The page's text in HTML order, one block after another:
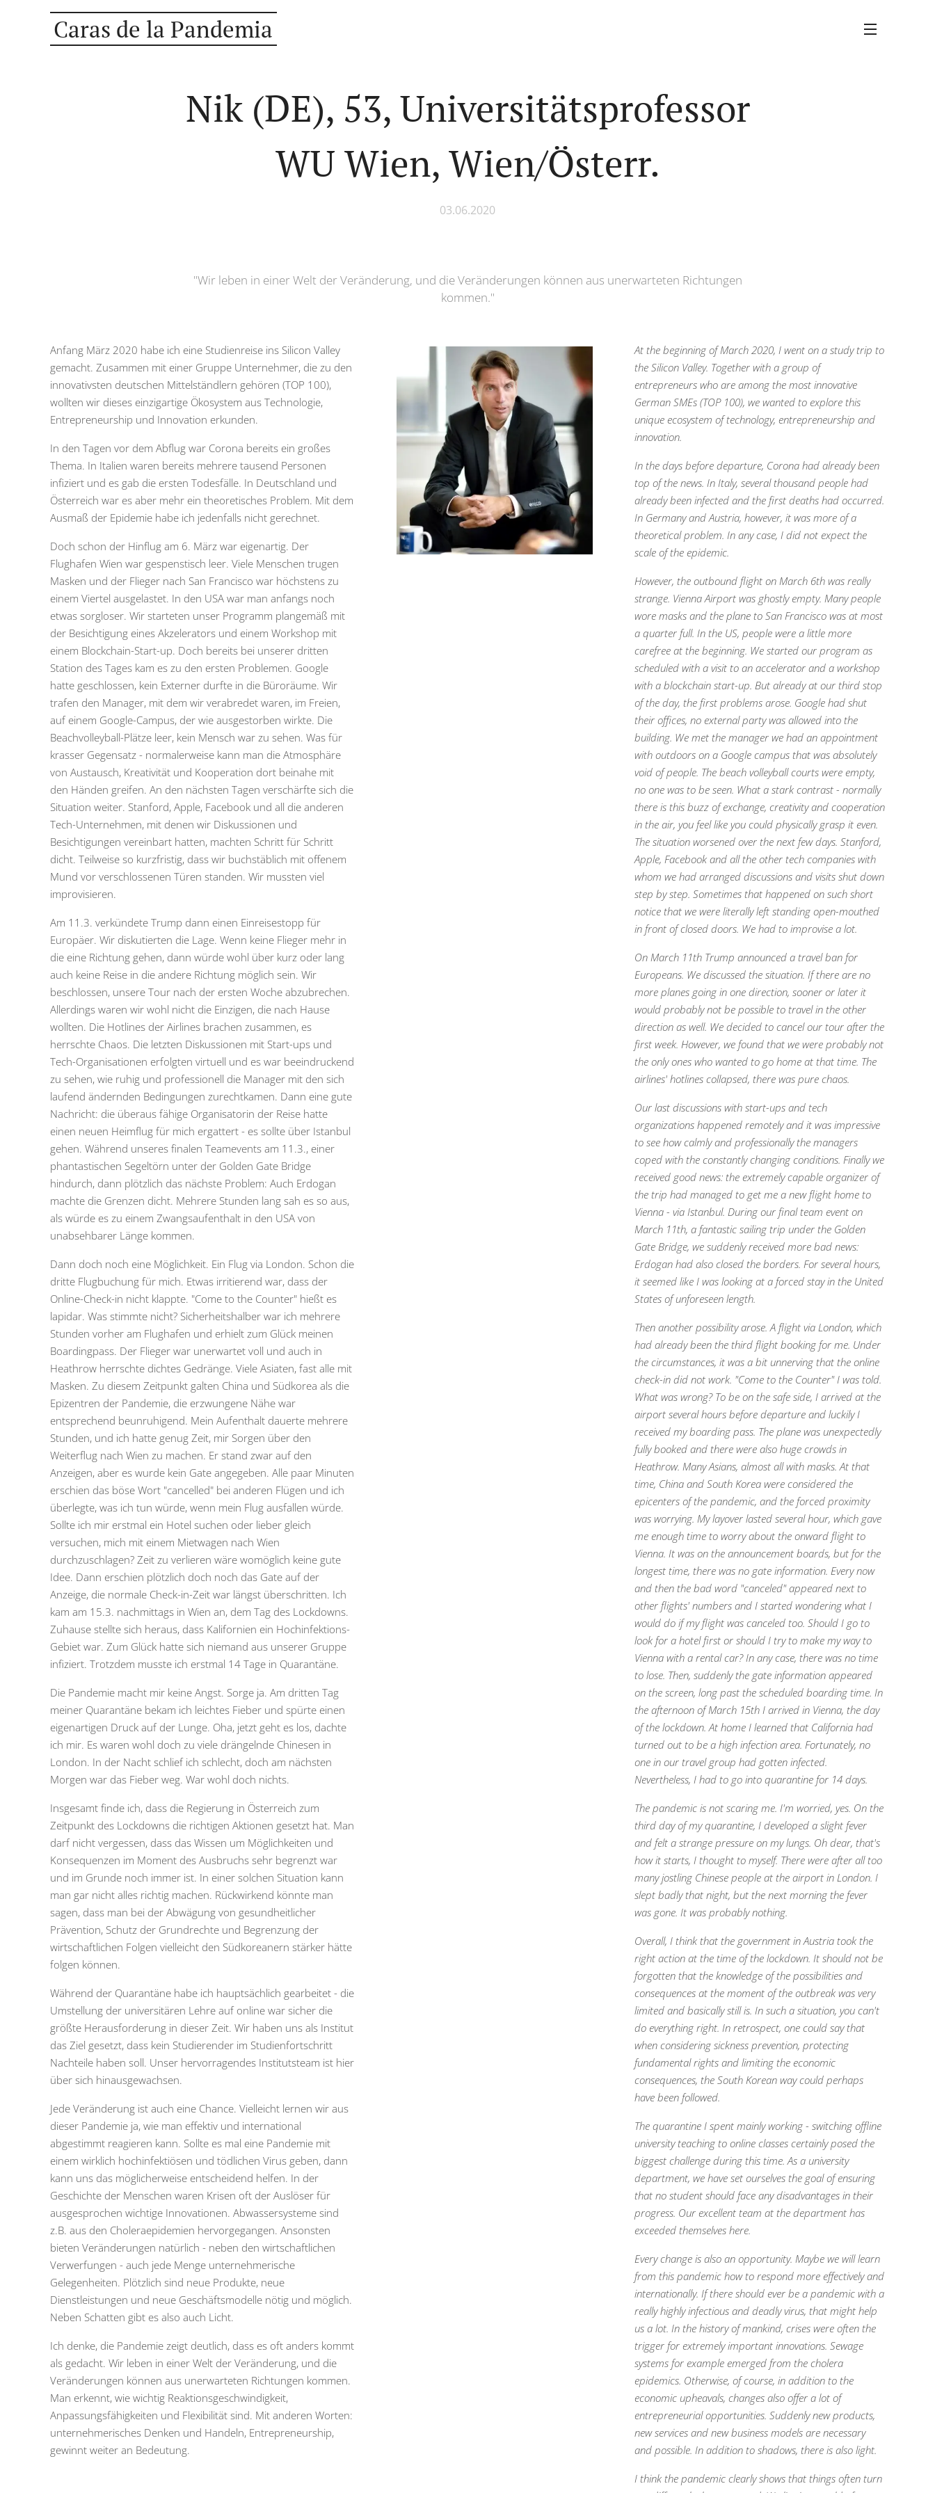
Caras de la Pandemia
Nik (DE), 53, Universitätsprofessor
WU Wien, Wien/Österr.
03.06.2020
"Wir leben in einer Welt der Veränderung, und die Veränderungen können aus unerwarteten Richtungen
kommen."
Anfang März 2020 habe ich eine Studienreise ins Silicon Valley
gemacht. Zusammen mit einer Gruppe Unternehmer, die zu den
innovativsten deutschen Mittelständlern gehören (TOP 100),
wollten wir dieses einzigartige Ökosystem aus Technologie,
Entrepreneurship und Innovation erkunden.
In den Tagen vor dem Abflug war Corona bereits ein großes
Thema. In Italien waren bereits mehrere tausend Personen
infiziert und es gab die ersten Todesfälle. In Deutschland und
Österreich war es aber mehr ein theoretisches Problem. Mit dem
Ausmaß der Epidemie habe ich jedenfalls nicht gerechnet.
Doch schon der Hinflug am 6. März war eigenartig. Der
Flughafen Wien war gespenstisch leer. Viele Menschen trugen
Masken und der Flieger nach San Francisco war höchstens zu
einem Viertel ausgelastet. In den USA war man anfangs noch
etwas sorgloser. Wir starteten unser Programm plangemäß mit
der Besichtigung eines Akzelerators und einem Workshop mit
einem Blockchain-Start-up. Doch bereits bei unserer dritten
Station des Tages kam es zu den ersten Problemen. Google
hatte geschlossen, kein Externer durfte in die Büroräume. Wir
trafen den Manager, mit dem wir verabredet waren, im Freien,
auf einem Google-Campus, der wie ausgestorben wirkte. Die
Beachvolleyball-Plätze leer, kein Mensch war zu sehen. Was für
krasser Gegensatz - normalerweise kann man die Atmosphäre
von Austausch, Kreativität und Kooperation dort beinahe mit
den Händen greifen. An den nächsten Tagen verschärfte sich die
Situation weiter. Stanford, Apple, Facebook und all die anderen
Tech-Unternehmen, mit denen wir Diskussionen und
Besichtigungen vereinbart hatten, machten Schritt für Schritt
dicht. Teilweise so kurzfristig, dass wir buchstäblich mit offenem
Mund vor verschlossenen Türen standen. Wir mussten viel
improvisieren.
Am 11.3. verkündete Trump dann einen Einreisestopp für
Europäer. Wir diskutierten die Lage. Wenn keine Flieger mehr in
die eine Richtung gehen, dann würde wohl über kurz oder lang
auch keine Reise in die andere Richtung möglich sein. Wir
beschlossen, unsere Tour nach der ersten Woche abzubrechen.
Allerdings waren wir wohl nicht die Einzigen, die nach Hause
wollten. Die Hotlines der Airlines brachen zusammen, es
herrschte Chaos. Die letzten Diskussionen mit Start-ups und
Tech-Organisationen erfolgten virtuell und es war beeindruckend
zu sehen, wie ruhig und professionell die Manager mit den sich
laufend ändernden Bedingungen zurechtkamen. Dann eine gute
Nachricht: die überaus fähige Organisatorin der Reise hatte
einen neuen Heimflug für mich ergattert - es sollte über Istanbul
gehen. Während unseres finalen Teamevents am 11.3., einer
phantastischen Segeltörn unter der Golden Gate Bridge
hindurch, dann plötzlich das nächste Problem: Auch Erdogan
machte die Grenzen dicht. Mehrere Stunden lang sah es so aus,
als würde es zu einem Zwangsaufenthalt in den USA von
unabsehbarer Länge kommen.
Dann doch noch eine Möglichkeit. Ein Flug via London. Schon die
dritte Flugbuchung für mich. Etwas irritierend war, dass der
Online-Check-in nicht klappte. "Come to the Counter" hießt es
lapidar. Was stimmte nicht? Sicherheitshalber war ich mehrere
Stunden vorher am Flughafen und erhielt zum Glück meinen
Boardingpass. Der Flieger war unerwartet voll und auch in
Heathrow herrschte dichtes Gedränge. Viele Asiaten, fast alle mit
Masken. Zu diesem Zeitpunkt galten China und Südkorea als die
Epizentren der Pandemie, die erzwungene Nähe war
entsprechend beunruhigend. Mein Aufenthalt dauerte mehrere
Stunden, und ich hatte genug Zeit, mir Sorgen über den
Weiterflug nach Wien zu machen. Er stand zwar auf den
Anzeigen, aber es wurde kein Gate angegeben. Alle paar Minuten
erschien das böse Wort "cancelled" bei anderen Flügen und ich
überlegte, was ich tun würde, wenn mein Flug ausfallen würde.
Sollte ich mir erstmal ein Hotel suchen oder lieber gleich
versuchen, mich mit einem Mietwagen nach Wien
durchzuschlagen? Zeit zu verlieren wäre womöglich keine gute
Idee. Dann erschien plötzlich doch noch das Gate auf der
Anzeige, die normale Check-in-Zeit war längst überschritten. Ich
kam am 15.3. nachmittags in Wien an, dem Tag des Lockdowns.
Zuhause stellte sich heraus, dass Kalifornien ein Hochinfektions-
Gebiet war. Zum Glück hatte sich niemand aus unserer Gruppe
infiziert. Trotzdem musste ich erstmal 14 Tage in Quarantäne.
Die Pandemie macht mir keine Angst. Sorge ja. Am dritten Tag
meiner Quarantäne bekam ich leichtes Fieber und spürte einen
eigenartigen Druck auf der Lunge. Oha, jetzt geht es los, dachte
ich mir. Es waren wohl doch zu viele drängelnde Chinesen in
London. In der Nacht schlief ich schlecht, doch am nächsten
Morgen war das Fieber weg. War wohl doch nichts.
Insgesamt finde ich, dass die Regierung in Österreich zum
Zeitpunkt des Lockdowns die richtigen Aktionen gesetzt hat. Man
darf nicht vergessen, dass das Wissen um Möglichkeiten und
Konsequenzen im Moment des Ausbruchs sehr begrenzt war
und im Grunde noch immer ist. In einer solchen Situation kann
man gar nicht alles richtig machen. Rückwirkend könnte man
sagen, dass man bei der Abwägung von gesundheitlicher
Prävention, Schutz der Grundrechte und Begrenzung der
wirtschaftlichen Folgen vielleicht den Südkoreanern stärker hätte
folgen können.
Während der Quarantäne habe ich hauptsächlich gearbeitet - die
Umstellung der universitären Lehre auf online war sicher die
größte Herausforderung in dieser Zeit. Wir haben uns als Institut
das Ziel gesetzt, dass kein Studierender im Studienfortschritt
Nachteile haben soll. Unser hervorragendes Institutsteam ist hier
über sich hinausgewachsen.
Jede Veränderung ist auch eine Chance. Vielleicht lernen wir aus
dieser Pandemie ja, wie man effektiv und international
abgestimmt reagieren kann. Sollte es mal eine Pandemie mit
einem wirklich hochinfektiösen und tödlichen Virus geben, dann
kann uns das möglicherweise entscheidend helfen. In der
Geschichte der Menschen waren Krisen oft der Auslöser für
ausgesprochen wichtige Innovationen. Abwassersysteme sind
z.B. aus den Choleraepidemien hervorgegangen. Ansonsten
bieten Veränderungen natürlich - neben den wirtschaftlichen
Verwerfungen - auch jede Menge unternehmerische
Gelegenheiten. Plötzlich sind neue Produkte, neue
Dienstleistungen und neue Geschäftsmodelle nötig und möglich.
Neben Schatten gibt es also auch Licht.
Ich denke, die Pandemie zeigt deutlich, dass es oft anders kommt
als gedacht. Wir leben in einer Welt der Veränderung, und die
Veränderungen können aus unerwarteten Richtungen kommen.
Man erkennt, wie wichtig Reaktionsgeschwindigkeit,
Anpassungsfähigkeiten und Flexibilität sind. Mit anderen Worten:
unternehmerisches Denken und Handeln, Entrepreneurship,
gewinnt weiter an Bedeutung.
At the beginning of March 2020, I went on a study trip to
the Silicon Valley. Together with a group of
entrepreneurs who are among the most innovative
German SMEs (TOP 100), we wanted to explore this
unique ecosystem of technology, entrepreneurship and
innovation.
In the days before departure, Corona had already been
top of the news. In Italy, several thousand people had
already been infected and the first deaths had occurred.
In Germany and Austria, however, it was more of a
theoretical problem. In any case, I did not expect the
scale of the epidemic.
However, the outbound flight on March 6th was really
strange. Vienna Airport was ghostly empty. Many people
wore masks and the plane to San Francisco was at most
a quarter full. In the US, people were a little more
carefree at the beginning. We started our program as
scheduled with a visit to an accelerator and a workshop
with a blockchain start-up. But already at our third stop
of the day, the first problems arose. Google had shut
their offices, no external party was allowed into the
building. We met the manager we had an appointment
with outdoors on a Google campus that was absolutely
void of people. The beach volleyball courts were empty,
no one was to be seen. What a stark contrast - normally
there is this buzz of exchange, creativity and cooperation
in the air, you feel like you could physically grasp it even.
The situation worsened over the next few days. Stanford,
Apple, Facebook and all the other tech companies with
whom we had arranged discussions and visits shut down
step by step. Sometimes that happened on such short
notice that we were literally left standing open-mouthed
in front of closed doors. We had to improvise a lot.
On March 11th Trump announced a travel ban for
Europeans. We discussed the situation. If there are no
more planes going in one direction, sooner or later it
would probably not be possible to travel in the other
direction as well. We decided to cancel our tour after the
first week. However, we found that we were probably not
the only ones who wanted to go home at that time. The
airlines' hotlines collapsed, there was pure chaos.
Our last discussions with start-ups and tech
organizations happened remotely and it was impressive
to see how calmly and professionally the managers
coped with the constantly changing conditions. Finally we
received good news: the extremely capable organizer of
the trip had managed to get me a new flight home to
Vienna - via Istanbul. During our final team event on
March 11th, a fantastic sailing trip under the Golden
Gate Bridge, we suddenly received more bad news:
Erdogan had also closed the borders. For several hours,
it seemed like I was looking at a forced stay in the United
States of unforeseen length.
Then another possibility arose. A flight via London, which
had already been the third flight booking for me. Under
the circumstances, it was a bit unnerving that the online
check-in did not work. "Come to the Counter" I was told.
What was wrong?To be on the safe side, I arrived at the
airport several hours before departure and luckily I
received my boarding pass. The plane was unexpectedly
fully booked and there were also huge crowds in
Heathrow. Many Asians, almost all with masks.At that
time, China and South Korea were considered the
epicenters of the pandemic, and the forced proximity
was worrying. My layover lasted several hour, which gave
me enough time to worry about the onward flight to
Vienna. It was on the announcement boards, but for the
longest time, there was no gate information. Every now
and then the bad word "canceled" appeared next to
other flights' numbers and I started wondering what I
would do if my flight was canceled too. Should I go to
look for a hotel first or should I try to make my way to
Vienna with a rental car? In any case, there was no time
to lose. Then, suddenly the gate information appeared
on the screen, long past the scheduled boarding time. In
the afternoon of March 15th I arrived in Vienna, the day
of the lockdown. At home I learned that California had
turned out to be a high infection area. Fortunately, no
one in our travel group had gotten infected.
Nevertheless, I had to go into quarantine for 14 days.
The pandemic is not scaring me. I'm worried, yes. On the
third day of my quarantine, I developed a slight fever
and felt a strange pressure on my lungs. Oh dear, that's
how it starts, I thought to myself. There were after all too
many jostling Chinese people at the airport in London. I
slept badly that night, but the next morning the fever
was gone. It was probably nothing.
Overall, I think that the government in Austria took the
right action at the time of the lockdown. It should not be
forgotten that the knowledge of the possibilities and
consequences at the moment of the outbreak was very
limited and basically still is. In such a situation, you can't
do everything right. In retrospect, one could say that
when considering sickness prevention, protecting
fundamental rights and limiting the economic
consequences, the South Korean way could perhaps
have been followed.
The quarantine I spent mainly working - switching offline
university teaching to online classes certainly posed the
biggest challenge during this time. As a university
department, we have set ourselves the goal of ensuring
that no student should face any disadvantages in their
progress. Our excellent team at the department has
exceeded themselves here.
Every change is also an opportunity. Maybe we will learn
from this pandemic how to respond more effectively and
internationally. If there should ever be a pandemic with a
really highly infectious and deadly virus, that might help
us a lot. In the history of mankind, crises were often the
trigger for extremely important innovations. Sewage
systems for example emerged from the cholera
epidemics. Otherwise, of course, in addition to the
economic upheavals, changes also offer a lot of
entrepreneurial opportunities. Suddenly new products,
new services and new business models are necessary
and possible. In addition to shadows, there is also light.
I think the pandemic clearly shows that things often turn